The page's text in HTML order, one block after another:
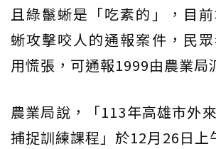
且綠鬣蜥是「吃素的」，目
蜥攻擊咬人的通報案件，民
用慌張，可通報1999由農業局
農業局說，「113年高雄市外
捕捉訓練課程」於12月26日上